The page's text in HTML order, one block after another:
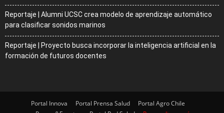
Reportaje | Alumni UCSC crea modelo de aprendizaje automático
para clasificar sonidos marinos
Reportaje | Proyecto busca incorporar la inteligencia artificial en la
formación de futuros docentes
Portal Innova Portal Prensa Salud
Portal Agro Chile